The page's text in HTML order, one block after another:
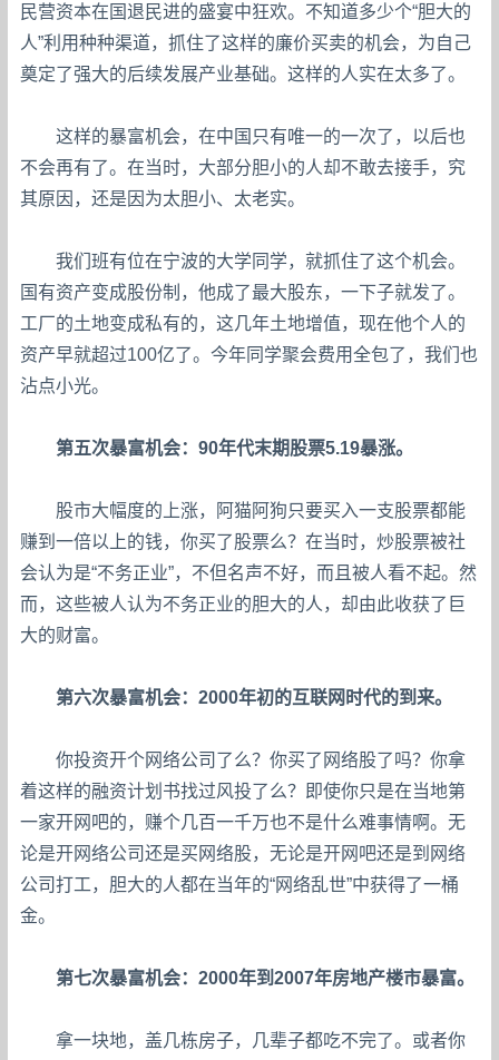
民营资本在国退民进的盛宴中狂欢。不知道多少个“胆大的
人”利用种种渠道，抓住了这样的廉价买卖的机会，为自己
奠定了强大的后续发展产业基础。这样的人实在太多了。
这样的暴富机会，在中国只有唯一的一次了，以后也
不会再有了。在当时，大部分胆小的人却不敢去接手，究
其原因，还是因为太胆小、太老实。
我们班有位在宁波的大学同学，就抓住了这个机会。
国有资产变成股份制，他成了最大股东，一下子就发了。
工厂的土地变成私有的，这几年土地增值，现在他个人的
资产早就超过100亿了。今年同学聚会费用全包了，我们也
沾点小光。
第五次暴富机会：90年代末期股票5.19暴涨。
股市大幅度的上涨，阿猫阿狗只要买入一支股票都能
赚到一倍以上的钱，你买了股票么？在当时，炒股票被社
会认为是“不务正业”，不但名声不好，而且被人看不起。然
而，这些被人认为不务正业的胆大的人，却由此收获了巨
大的财富。
第六次暴富机会：2000年初的互联网时代的到来。
你投资开个网络公司了么？你买了网络股了吗？你拿
着这样的融资计划书找过风投了么？即使你只是在当地第
一家开网吧的，赚个几百一千万也不是什么难事情啊。无
论是开网络公司还是买网络股，无论是开网吧还是到网络
公司打工，胆大的人都在当年的“网络乱世”中获得了一桶
金。
第七次暴富机会：2000年到2007年房地产楼市暴富。
拿一块地，盖几栋房子，几辈子都吃不完了。或者你